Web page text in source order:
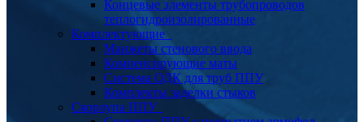
Концевые элементы трубопроводов
теплогидроизолированные
Комплектующие
Манжеты стенового ввода
Компенсирующие маты
Система ОДК для труб ППУ
Комплекты заделки стыков
Скорлупа ППУ